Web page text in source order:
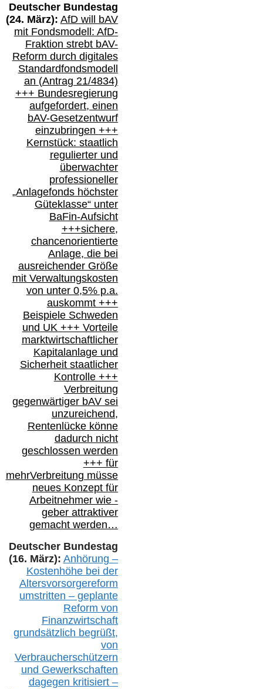
Deutscher Bundestag
(24. März): AfD will bAV
mit Fondsmodell: AfD-
Fraktion strebt bAV-
Reform durch digitales
Standardfondsmodell
an (Antrag 21/4834)
+++ Bundesregierung
aufgefordert, einen
bAV-Gesetzentwurf
einzubringen +++
Kernstück: staatlich
regulierter und
überwachter
professioneller
„Anlagefonds höchster
Güteklasse“ unter
BaFin-Aufsicht
+++sichere,
chancenorientierte
Anlage, die bei
ausreichender Größe
mit Verwaltungskosten
von unter 0,5% p.a.
auskommt +++
Beispiele Schweden
und UK +++ Vorteile
marktwirtschaftlicher
Kapitalanlage und
Sicherheit staatlicher
Kontrolle +++
Verbreitung
gegenwärtiger bAVsei
unzureichend,
Rentenlücke könne
dadurch nicht
geschlossen werden
+++ für
mehrVerbreitung müsse
neues Konzept für
Arbeitnehmer wie-
geber attraktiver
gemacht werden…
Deutscher Bundestag
(16. März): Anhörung –
Kostenhöhe bei der
Altersvorsorgereform
umstritten – geplante
Reform von
Finanzwirtschaft
grundsätzlich begrüßt,
von
Verbraucherschützern
und Gewerkschaften
dagegen kritisiert –